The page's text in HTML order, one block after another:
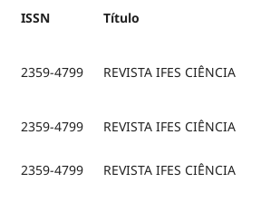
ISSN Título
2359-4799 REVISTA IFES CIÊNCIA
2359-4799 REVISTA IFES CIÊNCIA
2359-4799 REVISTA IFES CIÊNCIA